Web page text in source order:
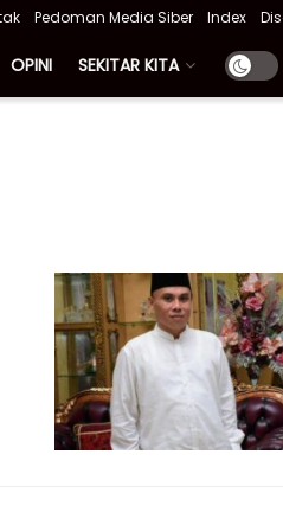
Pedoman Media Siber Index
OPINI SEKITAR KITA